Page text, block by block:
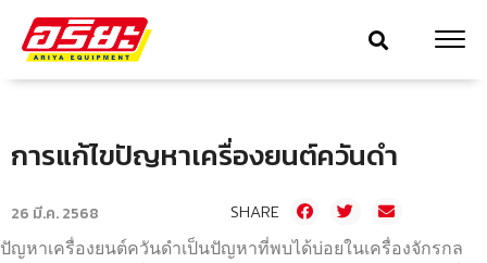
การแก้ไขปัญหาเครื่องยนต์ควันดำ
26 มี.ค. 2568 SHARE
ปัญหาเครื่องยนต์ควันดำเป็นปัญหาที่พบได้บ่อยในเครื่องจักรกล